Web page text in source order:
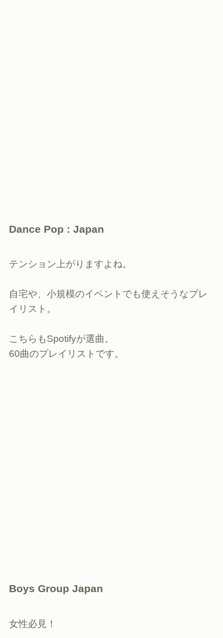
Dance Pop : Japan
テンション上がりますよね。
自宅や、小規模のイベントでも使えそうなプレ
イリスト。
こちらもSpotifyが選曲。
60曲のプレイリストです。
Boys Group Japan
女性必見！